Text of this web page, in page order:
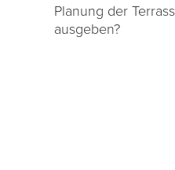
Planung der
ausgeben?